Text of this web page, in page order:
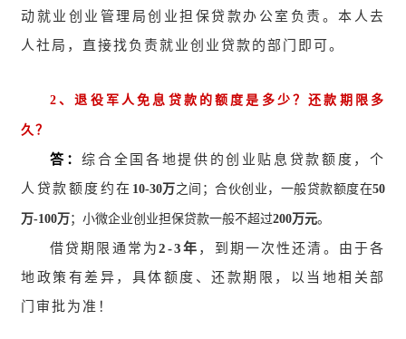
动就业创业管理局创业担保贷款办公室负责。本人去
人社局，直接找负责就业创业贷款的部门即可。
2 、退役军人免息贷款的额度是多少？还款期限多
久？
答：综合全国各地提供的创业贴息贷款额度，个
人贷款额度约在 10-30万 之间；合伙创业，一般贷款额度在50
万-100万 ；小微企业创业担保贷款一般不超过200万元。
借贷期限通常为2-3年 ，到期一次性还清。由于各
地政策有差异，具体额度、还款期限，以当地相关部
门审批为准！